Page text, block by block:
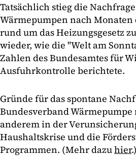
Tatsächlich stieg die
Wärmepumpen nach
rund um das Heizungsgesetz
wieder, wie die "Welt am
Zahlen des Bundesamtes für
Ausfuhrkontrolle berichtete.
Gründe für das spontane
Bundesverband
anderem in der
Haushaltskrise und die
Programmen. (Mehr dazuhier.)